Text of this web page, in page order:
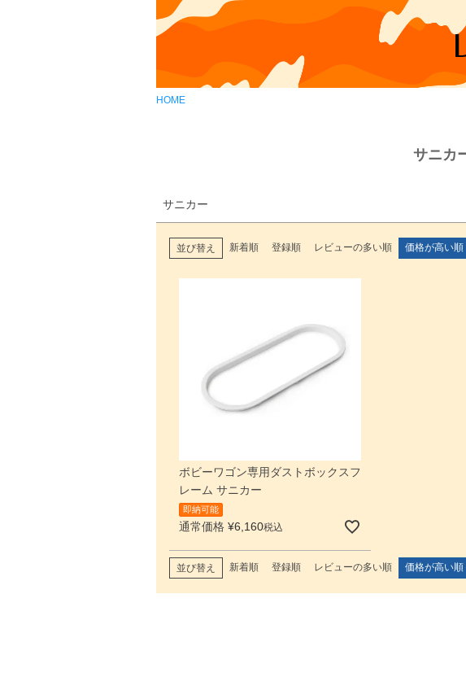
HOME
サニカ
サニカー
並び替え 新着順 登録順 レビューの多い順 価格が高い順
ボビーワゴン専用ダストボックスフ
レーム サニカー
即納可能
通常価格 ¥6,160税込
並び替え 新着順 登録順 レビューの多い順 価格が高い順